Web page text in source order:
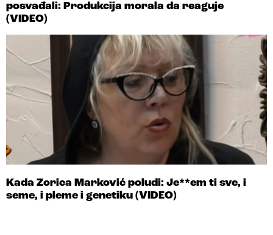
posvađali: Produkcija morala da reaguje
(VIDEO)
Kada Zorica Marković poludi: Je**em ti sve, i
seme, i pleme i genetiku (VIDEO)